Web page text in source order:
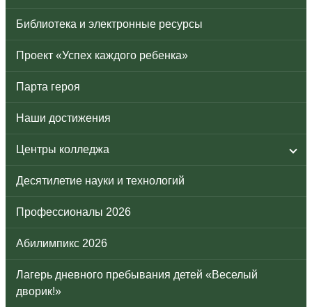
Библиотека и электронные ресурсы
Проект «Успех каждого ребенка»
Парта героя
Наши достижения
Центры колледжа
Десятилетие науки и технологий
Профессионалы 2026
Абилимпикс 2026
Лагерь дневного пребывания детей «Веселый
дворик!»